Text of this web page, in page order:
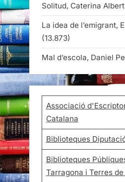
Solitud, Caterina Albert
La idea de l’emigrant,
(13.873)
Mal d’escola, Daniel
Associació
Catalana
Biblioteques
Biblioteques
Tarragona i Terres